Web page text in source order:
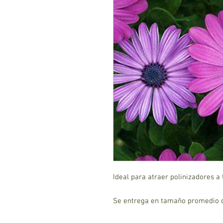
Ideal para atraer polinizadores
Se entrega en tamaño